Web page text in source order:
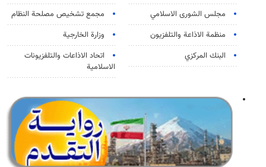
مجلس الشورى الاسلامي
مجمع تشخيص مصلحة النظام
منظمة الاذاعة والتلفزیون
وزارة الخارجية
البنك المركزي
اتحاد الاذاعات والتلفزيونات
الاسلامية